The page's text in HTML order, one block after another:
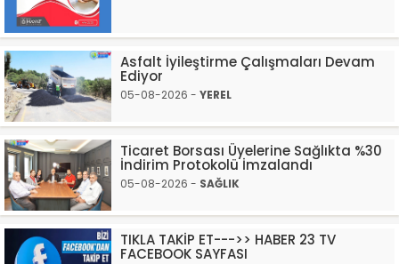
Asfalt İyileştirme Çalışmaları Devam
Ediyor
05-08-2026 - YEREL
Ticaret Borsası Üyelerine Sağlıkta %30
İndirim Protokolü İmzalandı
05-08-2026 - SAĞLIK
TIKLA TAKİP ET--->> HABER 23 TV
FACEBOOK SAYFASI